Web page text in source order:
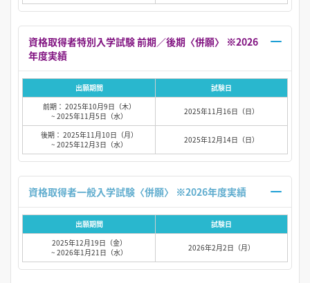
資格取得者特別入学試験 前期／後期〈併願〉 ※2026
出願期間
試験日
前期： 2025年10月9日（木）
~ 2025年11月5日（水）
2025年11月16日（日）
後期： 2025年11月10日（月）
~ 2025年12月3日（水）
2025年12月14日（日）
出願期間
試験日
2025年12月19日（金）
~ 2026年1月21日（水）
2026年2月2日（月）